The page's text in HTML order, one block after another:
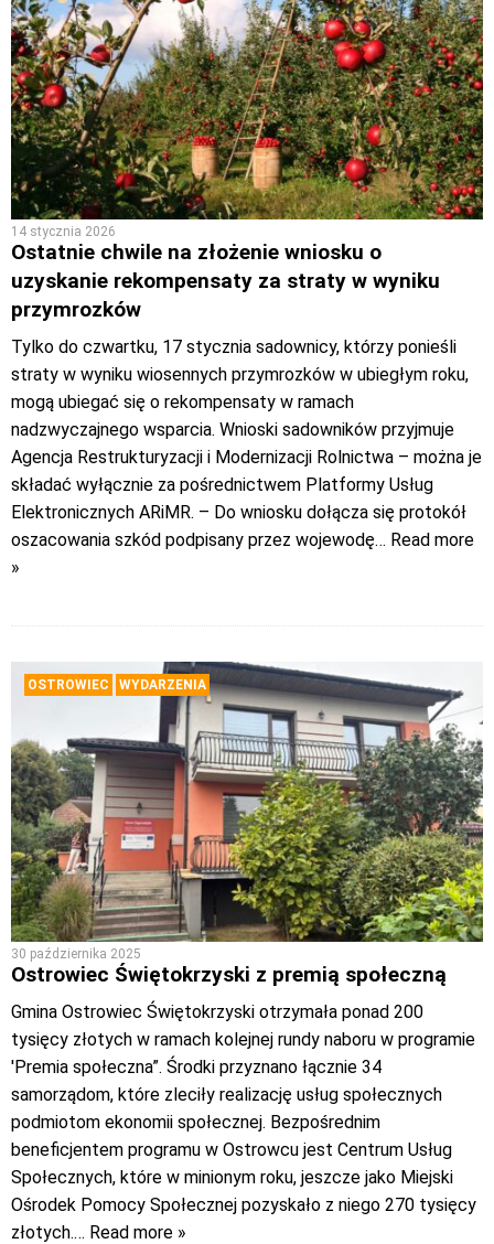
14 stycznia 2026
Ostatnie chwile na złożenie wniosku o
uzyskanie rekompensaty za straty w wyniku
przymrozków
Tylko do czwartku, 17 stycznia sadownicy, którzy ponieśli
straty w wyniku wiosennych przymrozków w ubiegłym roku,
mogą ubiegać się o rekompensaty w ramach
nadzwyczajnego wsparcia. Wnioski sadowników przyjmuje
Agencja Restrukturyzacji i Modernizacji Rolnictwa – można je
składać wyłącznie za pośrednictwem Platformy Usług
Elektronicznych ARiMR. – Do wniosku dołącza się protokół
oszacowania szkód podpisany przez wojewodę… Read more
»
OSTROWIEC WYDARZENIA
30 października 2025
Ostrowiec Świętokrzyski z premią społeczną
Gmina Ostrowiec Świętokrzyski otrzymała ponad 200
tysięcy złotych w ramach kolejnej rundy naboru w programie
'Premia społeczna”. Środki przyznano łącznie 34
samorządom, które zleciły realizację usług społecznych
podmiotom ekonomii społecznej. Bezpośrednim
beneficjentem programu w Ostrowcu jest Centrum Usług
Społecznych, które w minionym roku, jeszcze jako Miejski
Ośrodek Pomocy Społecznej pozyskało z niego 270 tysięcy
złotych.… Read more »